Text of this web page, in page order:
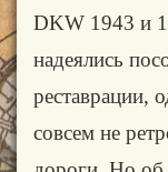
DKW 1943 и
надеялись
реставрации,
совсем не